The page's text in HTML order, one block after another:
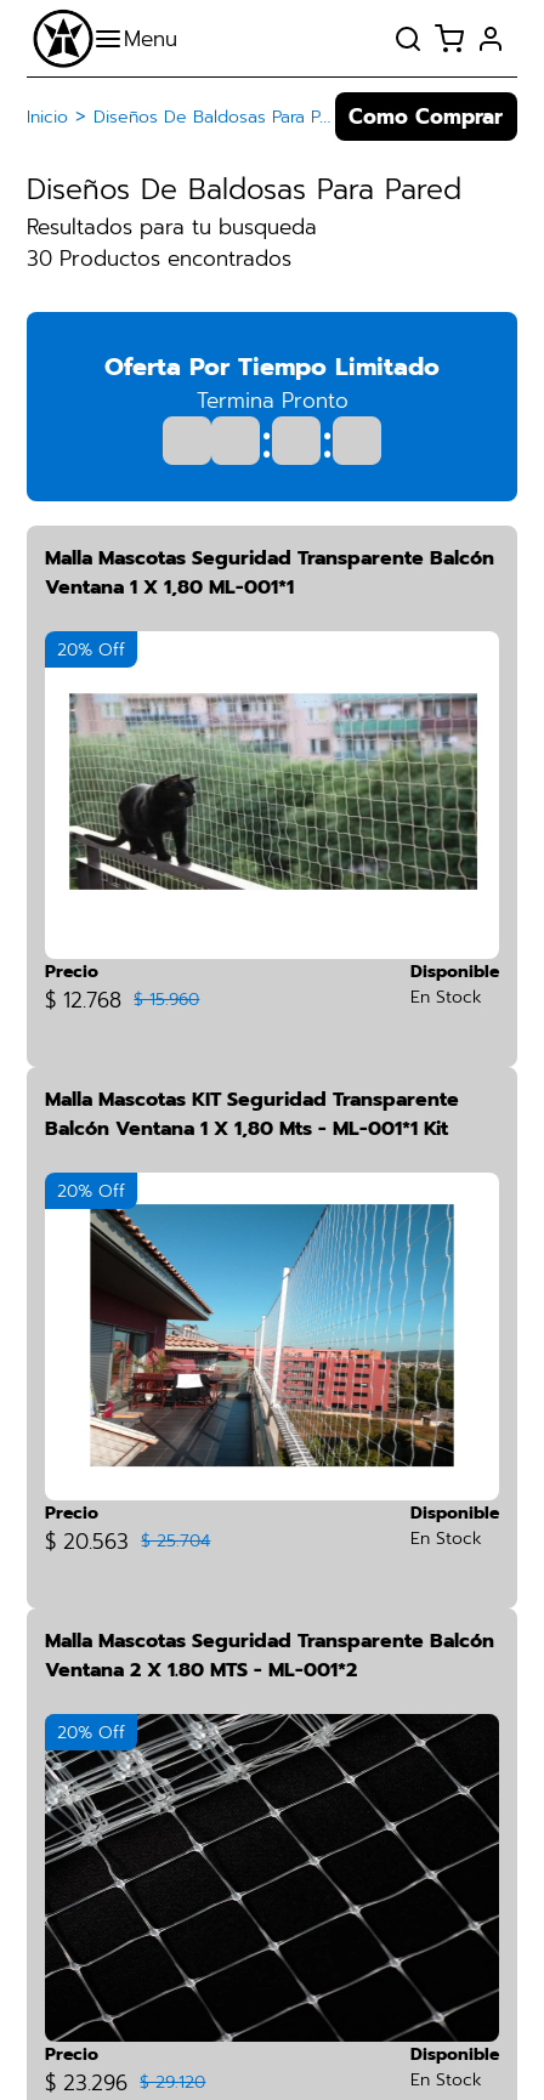
Inicio > Diseños De Baldosas Para Pared Como Comprar
Diseños De Baldosas Para Pared
Resultados para tu busqueda
30 Productos encontrados
Oferta Por Tiempo Limitado
Termina Pronto
: :
Malla Mascotas Seguridad Transparente Balcón
Ventana 1 X 1,80 ML-001*1
20% Off
Precio
$ 12.768 $ 15.960
Disponible
En Stock
Malla Mascotas KIT Seguridad Transparente
Balcón Ventana 1 X 1,80 Mts - ML-001*1 Kit
20% Off
Precio
$ 20.563 $ 25.704
Disponible
En Stock
Malla Mascotas Seguridad Transparente Balcón
Ventana 2 X 1.80 MTS - ML-001*2
20% Off
Precio
$ 23.296 $ 29.120
Disponible
En Stock